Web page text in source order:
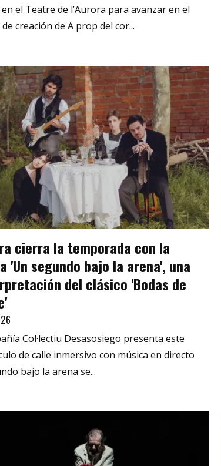
el Teatre de l’Aurora para avanzar en el
creación de A prop del cor...
cierra la temporada con la
'Un segundo bajo la arena', una
del clásico 'Bodas de
Col·lectiu Desasosiego presenta este
de calle inmersivo con música en directo
bajo la arena se...